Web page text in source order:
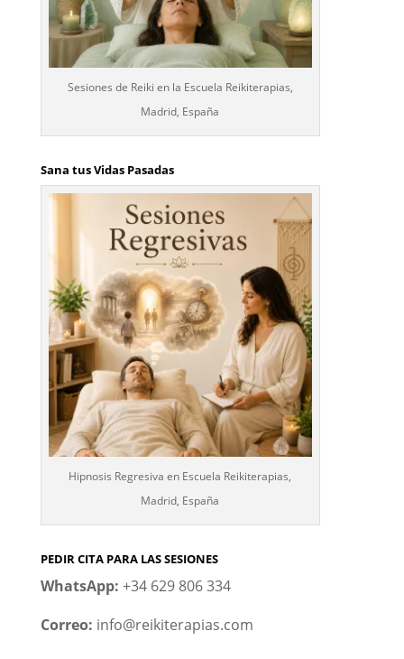
Sesiones de Reiki en la Escuela Reikiterapias,
Madrid, España
Sana tus Vidas Pasadas
Hipnosis Regresiva en Escuela Reikiterapias,
Madrid, España
PEDIR CITA PARA LAS SESIONES
WhatsApp: +34 629 806 334
Correo: info@reikiterapias.com